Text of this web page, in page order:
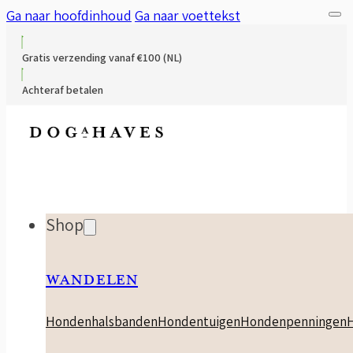
Ga naar hoofdinhoud Ga naar voettekst
Gratis verzending vanaf €100 (NL)
Achteraf betalen
Shop
WANDELEN
HondenhalsbandenHondentuigenHondenpenningen